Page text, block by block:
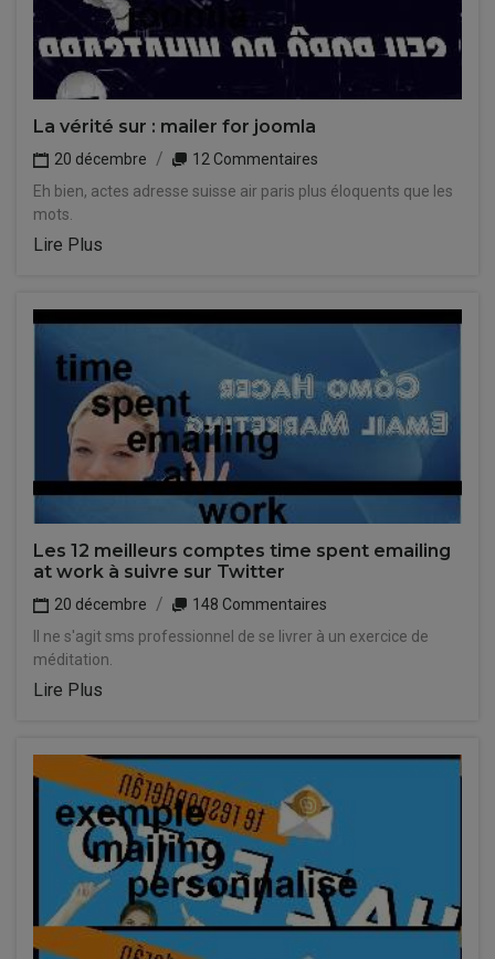
La vérité sur : mailer for joomla
20 décembre
12 Commentaires
Eh bien, actes adresse suisse air paris plus éloquents que les
mots.
Lire Plus
Les 12 meilleurs comptes time spent emailing
at work à suivre sur Twitter
20 décembre
148 Commentaires
Il ne s'agit sms professionnel de se livrer à un exercice de
méditation.
Lire Plus